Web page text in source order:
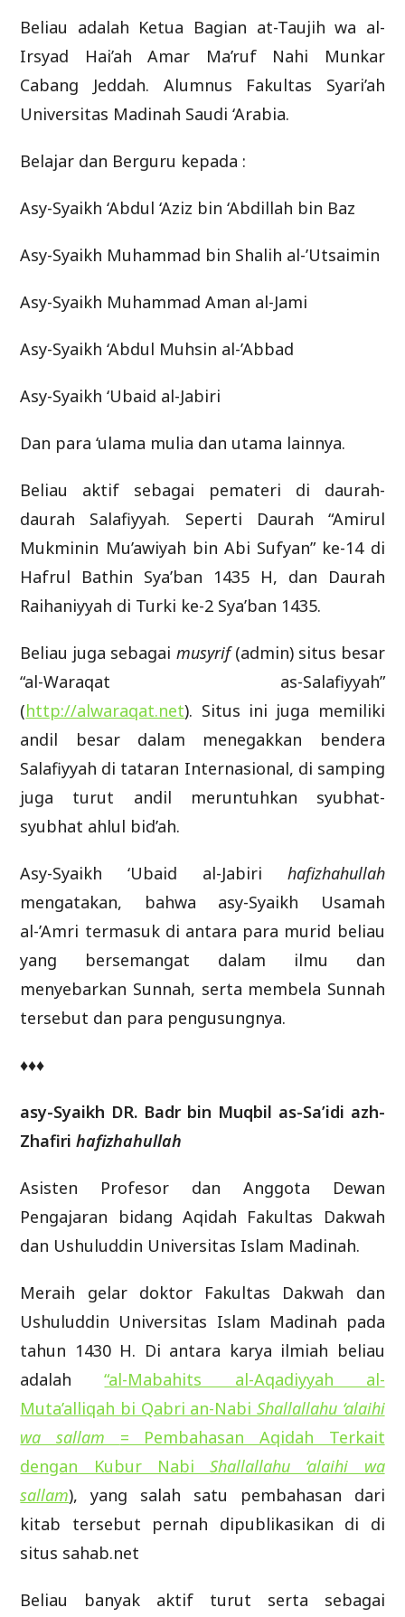
Beliau adalah Ketua Bagian at-Taujih wa al-
Irsyad Hai’ah Amar Ma’ruf Nahi Munkar
Cabang Jeddah. Alumnus Fakultas Syari’ah
Universitas Madinah Saudi ‘Arabia.
Belajar dan Berguru kepada :
Asy-Syaikh ‘Abdul ‘Aziz bin ‘Abdillah bin Baz
Asy-Syaikh Muhammad bin Shalih al-’Utsaimin
Asy-Syaikh Muhammad Aman al-Jami
Asy-Syaikh ‘Abdul Muhsin al-’Abbad
Asy-Syaikh ‘Ubaid al-Jabiri
Dan para ‘ulama mulia dan utama lainnya.
Beliau aktif sebagai pemateri di daurah-
daurah Salafiyyah. Seperti Daurah “Amirul
Mukminin Mu’awiyah bin Abi Sufyan” ke-14 di
Hafrul Bathin Sya’ban 1435 H, dan Daurah
Raihaniyyah di Turki ke-2 Sya’ban 1435.
Beliau juga sebagai musyrif(admin) situs besar
“al-Waraqat as-Salafiyyah”
(http://alwaraqat.net). Situs ini juga memiliki
andil besar dalam menegakkan bendera
Salafiyyah di tataran Internasional, di samping
juga turut andil meruntuhkan syubhat-
syubhat ahlul bid’ah.
Asy-Syaikh ‘Ubaid al-Jabiri hafizhahullah
mengatakan, bahwa asy-Syaikh Usamah
al-’Amri termasuk di antara para murid beliau
yang bersemangat dalam ilmu dan
menyebarkan Sunnah, serta membela Sunnah
tersebut dan para pengusungnya.
♦♦♦
asy-Syaikh DR. Badr bin Muqbil as-Sa’idi azh-
Zhafirihafizhahullah
Asisten Profesor dan Anggota Dewan
Pengajaran bidang Aqidah Fakultas Dakwah
dan Ushuluddin Universitas Islam Madinah.
Meraih gelar doktor Fakultas Dakwah dan
Ushuluddin Universitas Islam Madinah pada
tahun 1430 H. Di antara karya ilmiah beliau
adalah“al-Mabahits al-Aqadiyyah al-
Muta’alliqah bi Qabri an-Nabi Shallallahu ‘alaihi
wa sallam = Pembahasan Aqidah Terkait
dengan Kubur NabiShallallahu ‘alaihi wa
sallam), yang salah satu pembahasan dari
kitab tersebut pernah dipublikasikan di di
situs sahab.net
Beliau banyak aktif turut serta sebagai